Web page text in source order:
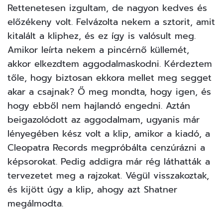
Rettenetesen izgultam, de nagyon kedves és
előzékeny volt. Felvázolta nekem a sztorit, amit
kitalált a kliphez, és ez így is valósult meg.
Amikor leírta nekem a pincérnő küllemét,
akkor elkezdtem aggodalmaskodni. Kérdeztem
tőle, hogy biztosan ekkora mellet meg segget
akar a csajnak? Ő meg mondta, hogy igen, és
hogy ebből nem hajlandó engedni. Aztán
beigazolódott az aggodalmam, ugyanis már
lényegében kész volt a klip, amikor a kiadó, a
Cleopatra Records megpróbálta cenzúrázni a
képsorokat. Pedig addigra már rég láthatták a
tervezetet meg a rajzokat. Végül visszakoztak,
és kijött úgy a klip, ahogy azt Shatner
megálmodta.